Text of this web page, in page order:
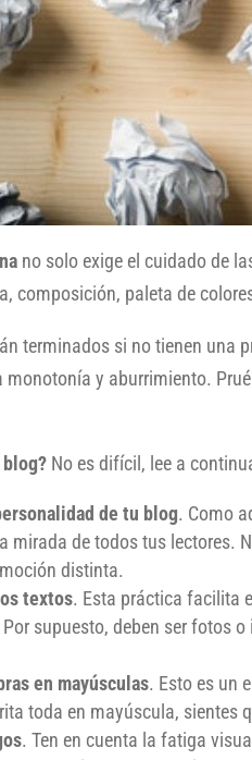
no solo exige el cuidado de
composición, paleta de
terminados si no tienen una
monotonía y aburrimiento.
No es difícil, lee a
de tu blog. Como
mirada de todos tus lectores.
distinta.
textos. Esta práctica facilita
supuesto, deben ser fotos
en mayúsculas. Esto es un
toda en mayúscula, sientes
. Ten en cuenta la fatiga